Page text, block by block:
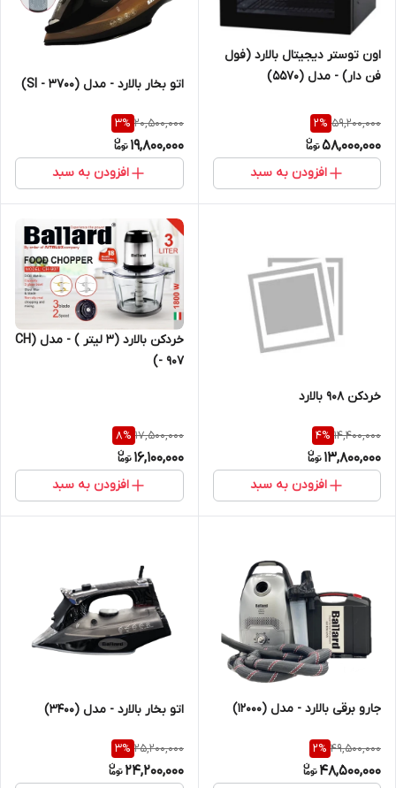
اون توستر دیجیتال بالارد (فول
فن دار) - مدل (5570)
59,200,000
2%
58,000,000
افزودن به سبد
اتو بخار بالارد - مدل (SI - 3700)
20,500,000
3%
19,800,000
افزودن به سبد
خردکن 908 بالارد
14,400,000
4%
13,800,000
افزودن به سبد
خردکن بالارد (3 لیتر ) - مدل (CH
- 907)
17,500,000
8%
16,100,000
افزودن به سبد
جارو برقی بالارد - مدل (12000)
49,500,000
2%
48,500,000
اتو بخار بالارد - مدل (3400)
25,200,000
3%
24,200,000